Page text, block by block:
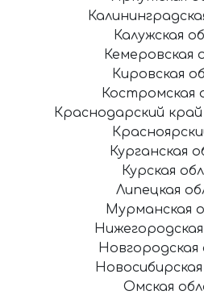
Калужская
Кемеровская
Кировская
Костромская
Краснодарский
Курганская
Курская
Липецкая
Мурманская
Новгородская
Омская